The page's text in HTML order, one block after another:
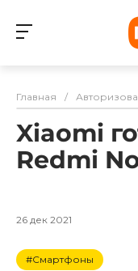
Разбейте
оплату
График
Главная /
Xiaomi
Redmi
26 дек 2021
#Смартфоны